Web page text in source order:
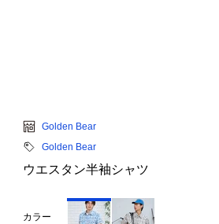
Golden Bear
Golden Bear
ウエスタン半袖シャツ
カラー